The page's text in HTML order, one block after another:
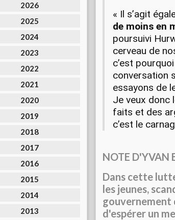
2026
2025
2024
2023
2022
2021
2020
2019
2018
2017
2016
2015
2014
2013
« Il s’agit
de moins en
poursuivi
cerveau de
c’est
conversation
essayons de
Je veux donc
faits et des
c’est le
NOTE D'YVAN
Dans cette
les jeunes,
gouvernement
d'espérer un